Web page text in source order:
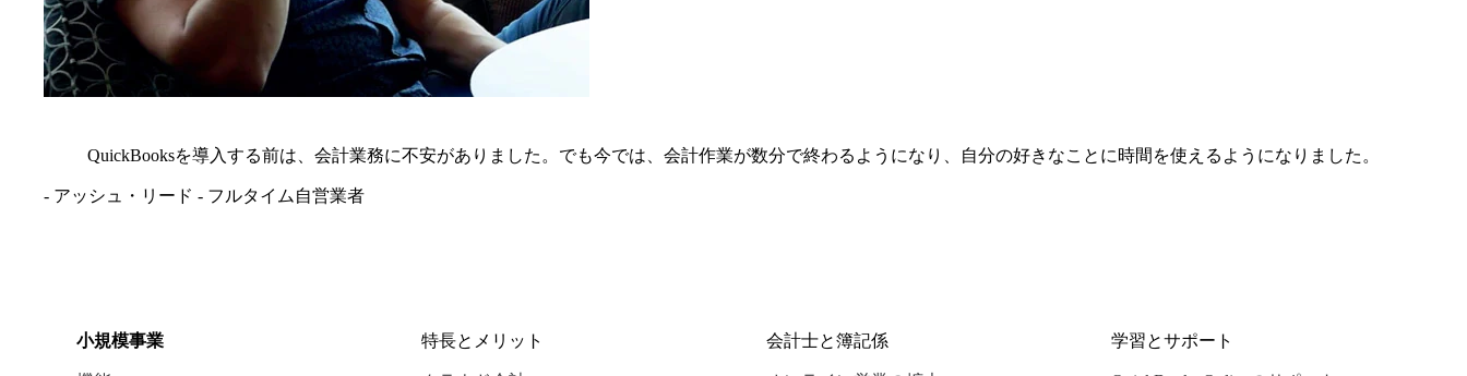
QuickBooksを導入する前は、会計業務に不安がありました。でも今では、会計作業が数分で終わるようになり、自分の好きなことに時間を使えるようになりました。
- アッシュ・リード - フルタイム自営業者
小規模事業 特長とメリット 会計士と簿記係 学習とサポート